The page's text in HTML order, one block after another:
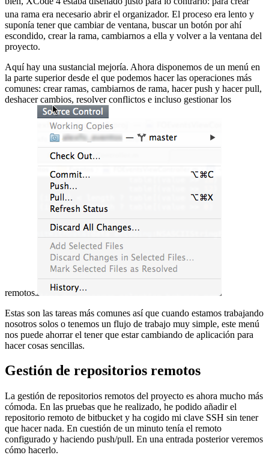
una rama era necesario abrir el organizador. El proceso era lento y
suponía tener que cambiar de ventana, buscar un botón por ahí
escondido, crear la rama, cambiarnos a ella y volver a la ventana del
proyecto.
Aquí hay una sustancial mejoría. Ahora disponemos de un menú en
la parte superior desde el que podemos hacer las operaciones más
comunes: crear ramas, cambiarnos de rama, hacer push y hacer pull,
deshacer cambios, resolver conflictos e incluso gestionar los
remotos.
Estas son las tareas más comunes así que cuando estamos trabajando
nosotros solos o tenemos un flujo de trabajo muy simple, este menú
nos puede ahorrar el tener que estar cambiando de aplicación para
hacer cosas sencillas.
Gestión de repositorios remotos
La gestión de repositorios remotos del proyecto es ahora mucho más
cómoda. En las pruebas que he realizado, he podido añadir el
repositorio remoto de bitbucket y ha cogido mi clave SSH sin tener
que hacer nada. En cuestión de un minuto tenía el remoto
configurado y haciendo push/pull. En una entrada posterior veremos
cómo hacerlo.